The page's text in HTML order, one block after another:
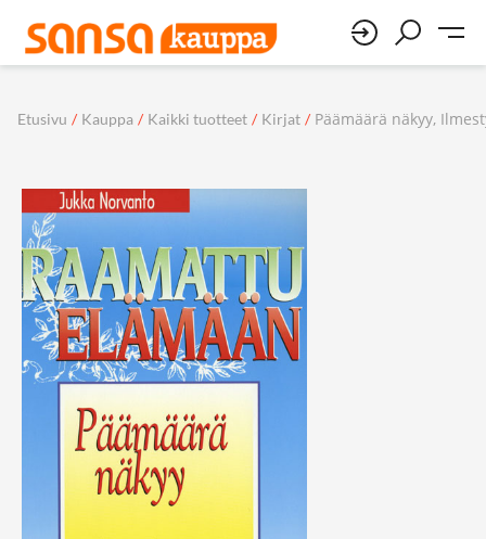
Etusivu / Kauppa / Kaikki tuotteet / Kirjat / Päämäärä näkyy,